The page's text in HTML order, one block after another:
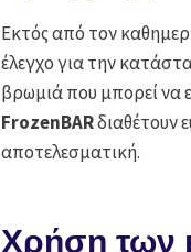
Εκτός από τον
έλεγχο για την
βρωμιά που μπορεί να
FrozenBARδιαθέτουν
αποτελεσματική.
Χρήση των